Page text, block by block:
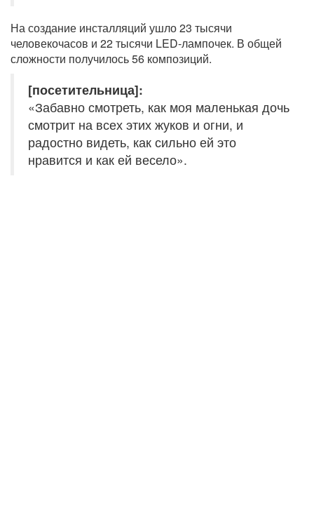
На создание инсталляций ушло 23 тысячи
человекочасов и 22 тысячи LED-лампочек. В общей
сложности получилось 56 композиций.
[посетительница]:
«Забавно смотреть, как моя маленькая дочь
смотрит на всех этих жуков и огни, и
радостно видеть, как сильно ей это
нравится и как ей весело».